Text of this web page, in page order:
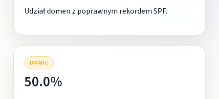
Udział domen z poprawnym rekordem SPF.
DMARC
50.0%